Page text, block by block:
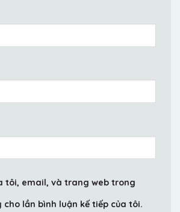
tôi, email, và trang web trong
lần bình luận kế tiếp của tôi.